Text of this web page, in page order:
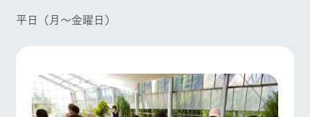
や牧場の天気、
状況などを毎日
情報やスケジュ
ビゲート
施設・体験情報
牧場に行く
私たちの取り組み
平日（月～金曜日）